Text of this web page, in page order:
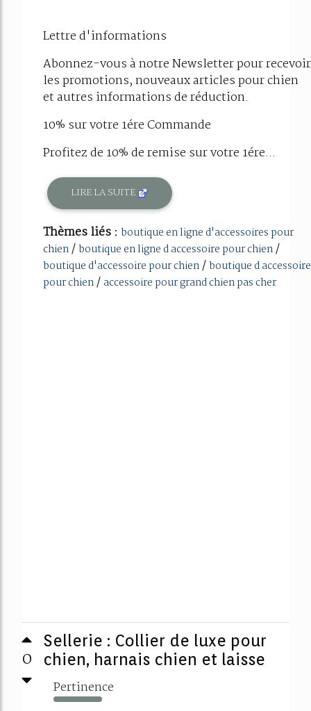
Lettre d'informations
Abonnez-vous à notre Newsletter pour recevoir
les promotions, nouveaux articles pour chien
et autres informations de réduction.
10% sur votre 1ére Commande
Profitez de 10% de remise sur votre 1ére...
LIRE LA SUITE
Thèmes liés : boutique en ligne d'accessoires pour
chien/boutique en ligne d accessoire pour chien/
boutique d'accessoire pour chien/boutique d accessoire
pour chien/ accessoire pour grand chien pas cher
0
Sellerie : Collier de luxe pour
chien, harnais chien et laisse
Pertinence
1261%